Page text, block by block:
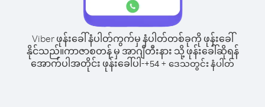
Viber ဖုန်းခေါ်နံပါတ်ကွက်မှ နံပါတ်တစ်ခုကို ဖုန်းခေါ်
နိုင်သည်။ကာဇာစတန် မှ အာဂျီတီးနား သို့ ဖုန်းခေါ်ဆိုရန်
အောက်ပါအတိုင်း ဖုန်းခေါ်ပါ-+54 + ဒေသတွင်း နံပါတ်